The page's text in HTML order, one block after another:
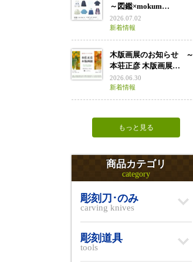
～図鑑×mokum…
2026.07.02
新着情報
木版画展のお知らせ ～
本荘正彦 木版画展…
2026.06.30
新着情報
もっと見る
商品カテゴリ
category
彫刻刀･のみ
carving knives
彫刻道具
tools